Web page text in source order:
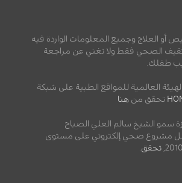
أو العلاج وجميع المعلومات الواردة فيه
الصحي فقط ولا تغني عن مراجعة
طفلك.
العالمية للمواقع الطبية على شبكة
تحقق من هنا
سمو الشيخ سالم العلي الصباح
مشروع صحي إلكتروني على مستوى
تحقق